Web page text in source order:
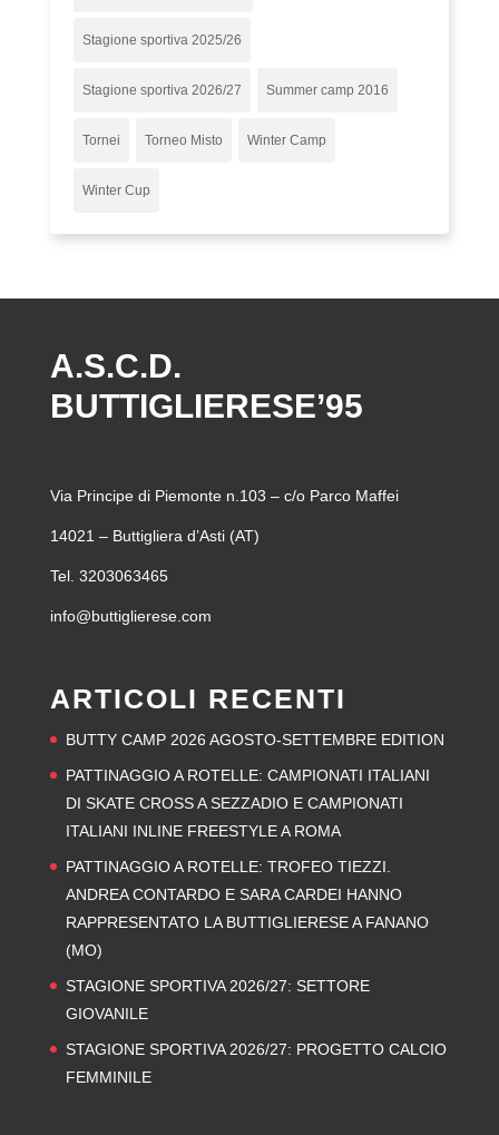
Stagione sportiva 2025/26
Stagione sportiva 2026/27 Summer camp 2016
Tornei Torneo Misto Winter Camp
Winter Cup
A.S.C.D.
BUTTIGLIERESE’95
Via Principe di Piemonte n.103 – c/o Parco Maffei
14021 – Buttigliera d’Asti (AT)
Tel. 3203063465
info@buttiglierese.com
ARTICOLI RECENTI
BUTTY CAMP 2026 AGOSTO-SETTEMBRE EDITION
PATTINAGGIO A ROTELLE: CAMPIONATI ITALIANI
DI SKATE CROSS A SEZZADIO E CAMPIONATI
ITALIANI INLINE FREESTYLE A ROMA
PATTINAGGIO A ROTELLE: TROFEO TIEZZI.
ANDREA CONTARDO E SARA CARDEI HANNO
RAPPRESENTATO LA BUTTIGLIERESE A FANANO
(MO)
STAGIONE SPORTIVA 2026/27: SETTORE
GIOVANILE
STAGIONE SPORTIVA 2026/27: PROGETTO CALCIO
FEMMINILE